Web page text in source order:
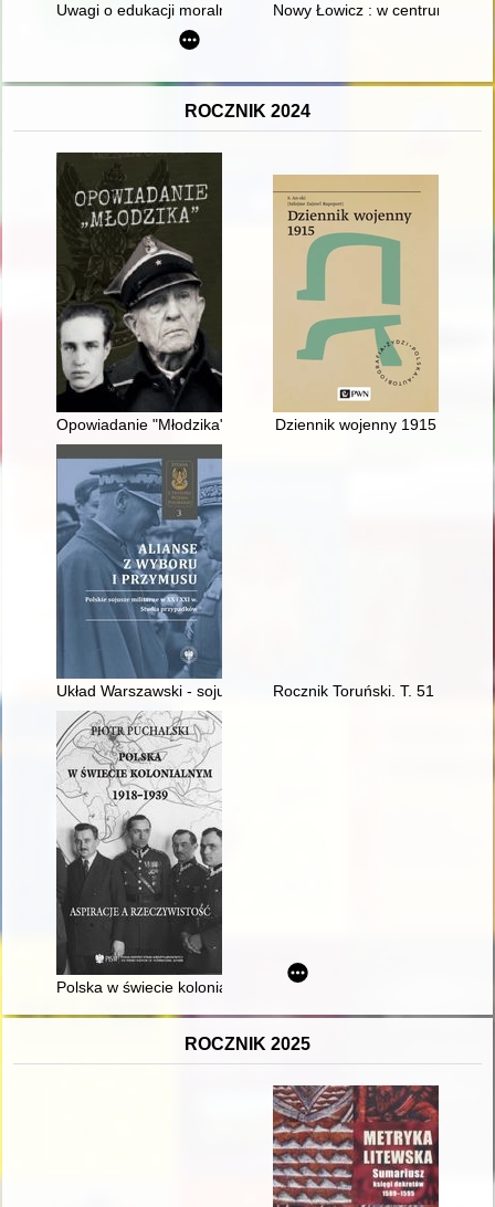
Uwagi o edukacji moralnej synów szlacheckich w XVI-
Nowy Łowicz : w centrum
ROCZNIK 2024
Opowiadanie "Młodzika" Dziennik wojenny 1915
Układ Warszawski - sojusz dla pokoju czy zagrożenie dla
Rocznik Toruński. T. 51 (2024)
Polska w świecie kolonialnym 1918-1939 : aspiracje a
ROCZNIK 2025